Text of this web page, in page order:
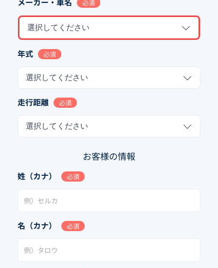
必須
選択してください
年式 必須
選択してください
走行距離 必須
選択してください
お客様の情報
姓（カナ） 必須
名（カナ） 必須